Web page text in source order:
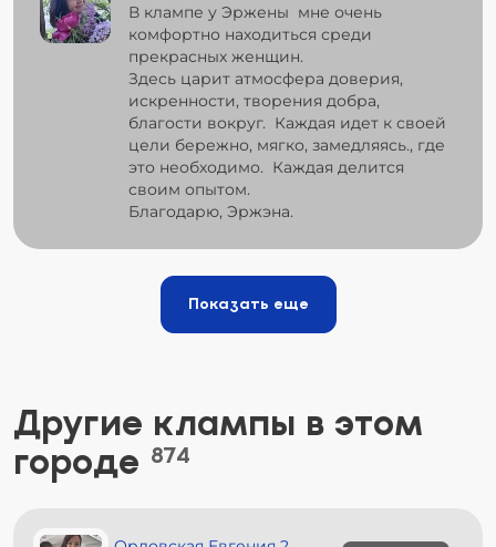
В клампе у Эржены мне очень
комфортно находиться среди
прекрасных женщин.
Здесь царит атмосфера доверия,
искренности, творения добра,
благости вокруг. Каждая идет к своей
цели бережно, мягко, замедляясь., где
это необходимо. Каждая делится
своим опытом.
Благодарю, Эржэна.
Показать еще
Другие клампы в этом
городе 874